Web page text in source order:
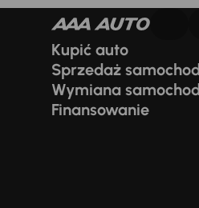
Kupić auto
Sprzedaż
Wymiana
Finansowanie